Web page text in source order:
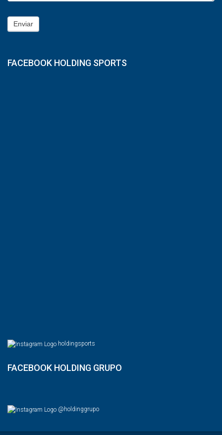
Enviar
FACEBOOK HOLDING SPORTS
holdingsports
FACEBOOK HOLDING GRUPO
@holdinggrupo